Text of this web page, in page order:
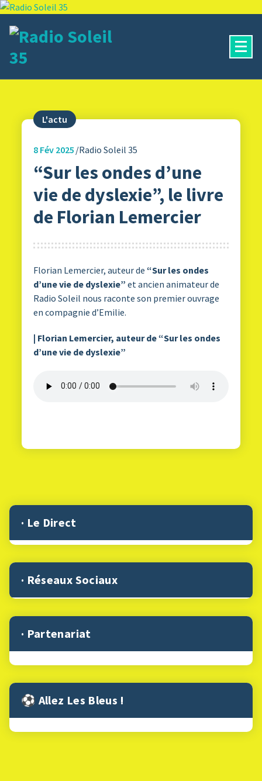
Aller
contenu
L'actu
8Fév 2025 Radio Soleil 35
“Sur les ondes d’une
vie de dyslexie”, le livre
de Florian Lemercier
Florian Lemercier, auteur de “Sur les ondes
d’une vie de dyslexie” et ancien animateur de
Radio Soleil nous raconte son premier ouvrage
en compagnie d’Emilie.
| Florian Lemercier, auteur de “Sur les ondes
d’une vie de dyslexie”
· Le Direct
· Réseaux Sociaux
· Partenariat
⚽︎ Allez Les Bleus !